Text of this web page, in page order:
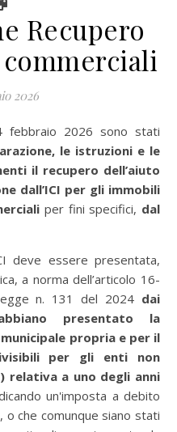
Recupero
2026
le istruzioni e le
il recupero dell’aiuto
dall’ICI per gli immobili
per fini specifici, dal
deve essere presentata,
a norma dell’articolo 16-
n. 131 del 2024 dai
presentato la
propria e per il
per gli enti non
relativa a uno degli anni
un'imposta a debito
o che comunque siano stati